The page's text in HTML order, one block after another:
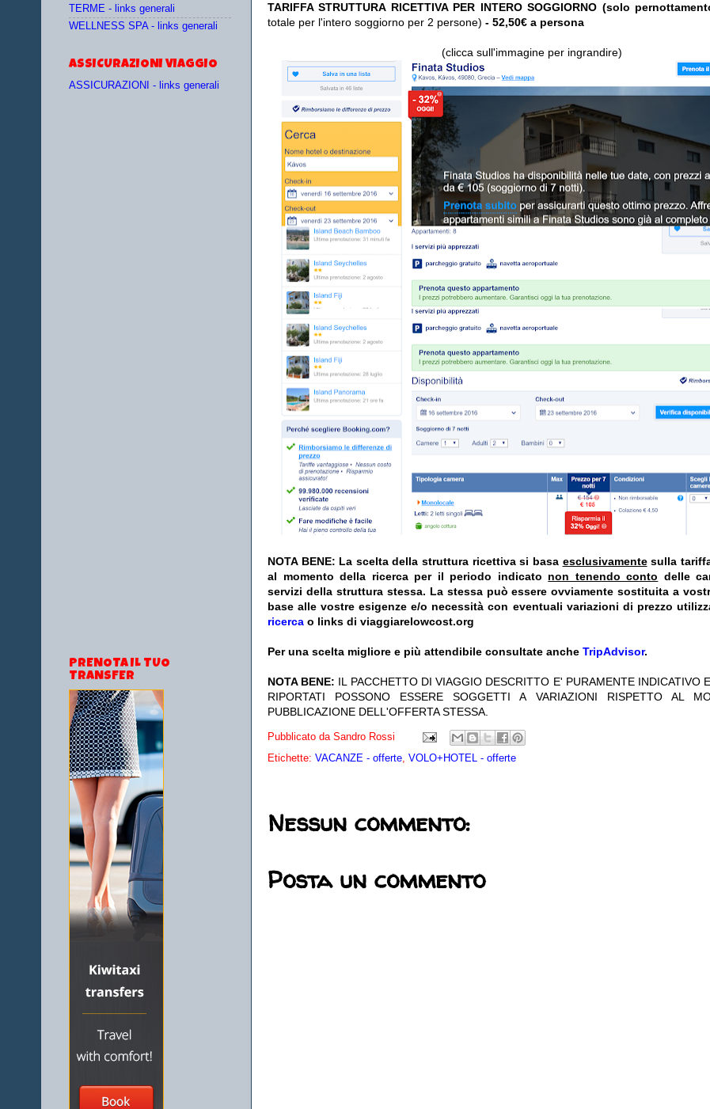
TARIFFA STRUTTURA RICETTIVA PER INTERO SOGGIORNO (solo
totale per l'intero soggiorno per 2 persone) - 52,50€ a persona
(clicca sull'immagine per ingrandire)
NOTA BENE: La scelta della struttura ricettiva si basa esclusivamentesulla
al momento della ricerca per il periodo indicato non tenendo conto delle
servizi della struttura stessa. La stessa può essere ovviamente sostituita a
base alle vostre esigenze e/o necessità con eventuali variazioni di prezzo
ricerca o links di viaggiarelowcost.org
Per una scelta migliore e più attendibile consultate anche TripAdvisor.
NOTA BENE: IL PACCHETTO DI VIAGGIO DESCRITTO E' PURAMENTE INDICATIVO
RIPORTATI POSSONO ESSERE SOGGETTI A VARIAZIONI RISPETTO AL
PUBBLICAZIONE DELL'OFFERTA STESSA.
Pubblicato da Sandro Rossi
Etichette: VACANZE - offerte VOLO+HOTEL - offerte
Nessun commento:
Posta un commento
TERME - links generali
WELLNESS SPA - links generali
ASSICURAZIONI VIAGGIO
ASSICURAZIONI - links generali
PRENOTA IL TUO
TRANSFER